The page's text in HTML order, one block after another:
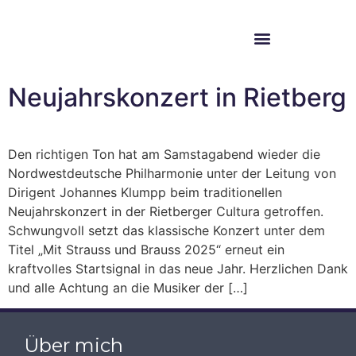
Neujahrskonzert in Rietberg
Den richtigen Ton hat am Samstagabend wieder die
Nordwestdeutsche Philharmonie unter der Leitung von
Dirigent Johannes Klumpp beim traditionellen
Neujahrskonzert in der Rietberger Cultura getroffen.
Schwungvoll setzt das klassische Konzert unter dem
Titel „Mit Strauss und Brauss 2025“ erneut ein
kraftvolles Startsignal in das neue Jahr. Herzlichen Dank
und alle Achtung an die Musiker der […]
Über mich